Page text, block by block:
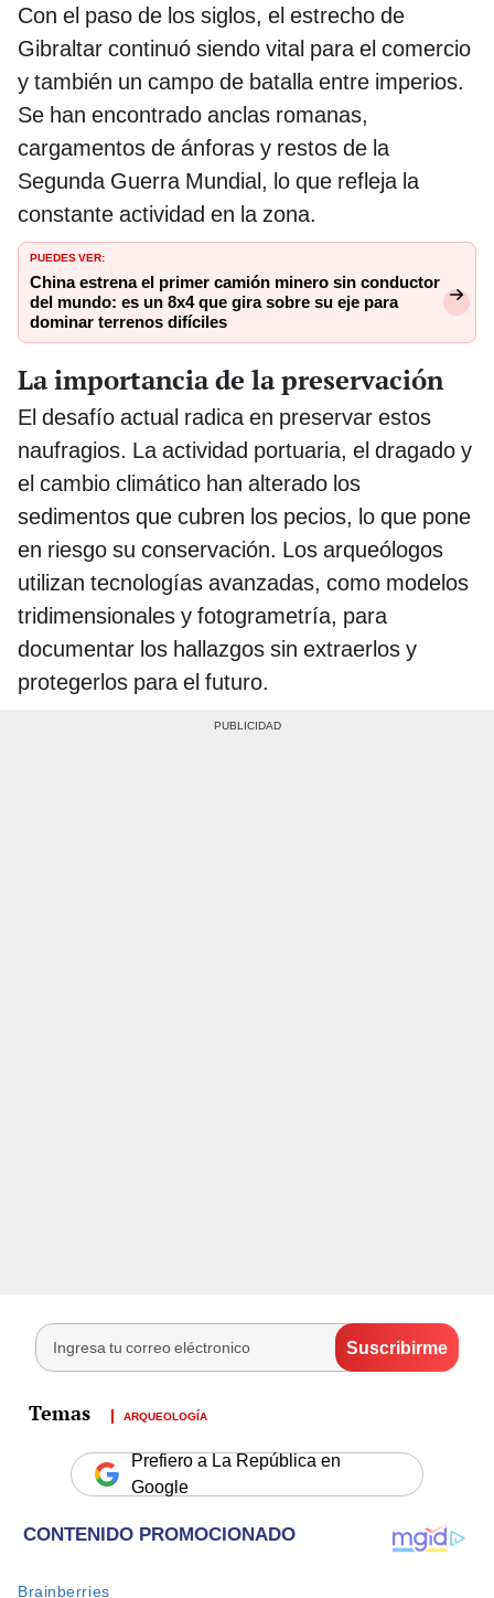
Con el paso de los siglos, el estrecho de
Gibraltar continuó siendo vital para el comercio
y también un campo de batalla entre imperios.
Se han encontrado anclas romanas,
cargamentos de ánforas y restos de la
Segunda Guerra Mundial, lo que refleja la
constante actividad en la zona.
PUEDES VER:
China estrena el primer camión minero sin conductor
del mundo: es un 8x4 que gira sobre su eje para
dominar terrenos difíciles
La importancia de la preservación
El desafío actual radica en preservar estos
naufragios. La actividad portuaria, el dragado y
el cambio climático han alterado los
sedimentos que cubren los pecios, lo que pone
en riesgo su conservación. Los arqueólogos
utilizan tecnologías avanzadas, como modelos
tridimensionales y fotogrametría, para
documentar los hallazgos sin extraerlos y
protegerlos para el futuro.
ARQUEOLOGÍA
Prefiero a La República en
Google